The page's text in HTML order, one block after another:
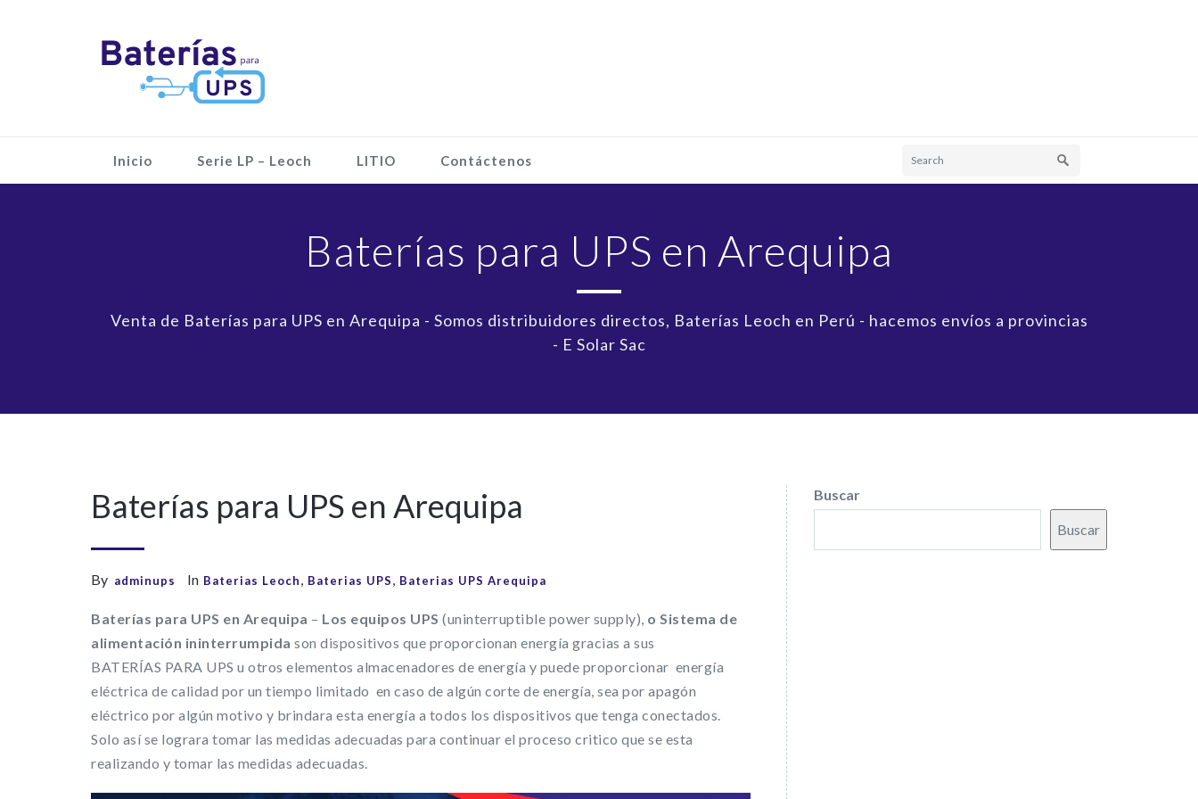
Inicio Serie LP – Leoch LITIO Contáctenos
Baterías para UPS en Arequipa
Venta de Baterías para UPS en Arequipa - Somos distribuidores directos, Baterías Leoch en Perú - hacemos envíos a provincias
- E Solar Sac
Baterías para UPS en Arequipa
By adminups In Baterias Leoch, Baterias UPS, Baterias UPS Arequipa
Baterías para UPS en Arequipa – Los equipos UPS (uninterruptible power supply), o Sistema de
alimentación ininterrumpida son dispositivos que proporcionan energía gracias a sus
BATERÍAS PARA UPS u otros elementos almacenadores de energía y puede proporcionar energía
eléctrica de calidad por un tiempo limitado en caso de algún corte de energía, sea por apagón
eléctrico por algún motivo y brindara esta energía a todos los dispositivos que tenga conectados.
Solo así se lograra tomar las medidas adecuadas para continuar el proceso critico que se esta
realizando y tomar las medidas adecuadas.
Buscar
Buscar